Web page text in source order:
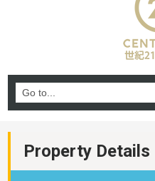
Property Details